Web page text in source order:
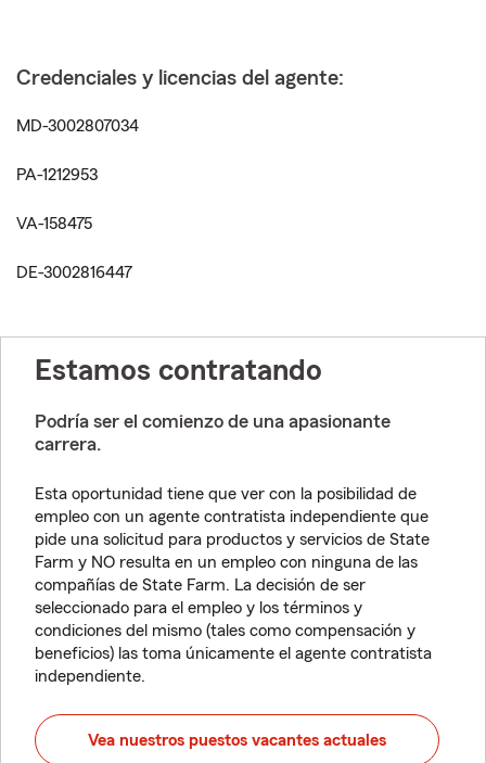
Credenciales y licencias del agente:
MD-3002807034
PA-1212953
VA-158475
DE-3002816447
Estamos contratando
Podría ser el comienzo de una apasionante
carrera.
Esta oportunidad tiene que ver con la posibilidad de
empleo con un agente contratista independiente que
pide una solicitud para productos y servicios de State
Farm y NO resulta en un empleo con ninguna de las
compañías de State Farm. La decisión de ser
seleccionado para el empleo y los términos y
condiciones del mismo (tales como compensación y
beneficios) las toma únicamente el agente contratista
independiente.
Vea nuestros puestos vacantes actuales